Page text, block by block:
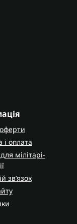
і оплата
мілітарі-
зв’язок